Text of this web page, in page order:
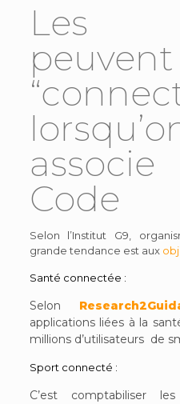
Les
Code
Selon l’Institut G9,
grande tendance est aux
Santé connectée :
Selon
applications liées à la
millions d’utilisateurs de
Sport connecté :
C’est comptabiliser